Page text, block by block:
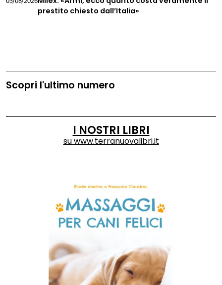
prestito chiesto dall’Italia»
Scopri l'ultimo numero
I NOSTRI LIBRI
suwww.terranuovalibri.it